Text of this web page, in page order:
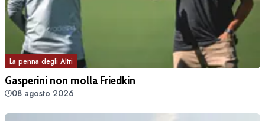
La penna degli Altri
Gasperini non molla Friedkin
08 agosto 2026